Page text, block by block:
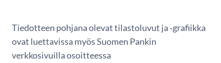
Tiedotteen pohjana olevat tilastoluvut ja ‑grafiikka
ovat luettavissa myös Suomen Pankin
verkkosivuilla osoitteessa